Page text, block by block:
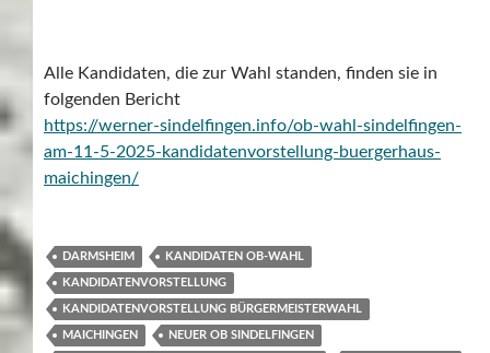
Alle Kandidaten, die zur Wahl standen, finden sie in
folgenden Bericht
https://werner-sindelfingen.info/ob-wahl-sindelfingen-
am-11-5-2025-kandidatenvorstellung-buergerhaus-
maichingen/
DARMSHEIM KANDIDATEN OB-WAHL
KANDIDATENVORSTELLUNG
KANDIDATENVORSTELLUNG BÜRGERMEISTERWAHL
MAICHINGEN NEUER OB SINDELFINGEN